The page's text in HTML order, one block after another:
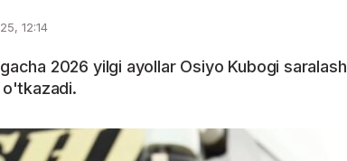
12:14
2026 yilgi ayollar Osiyo Kubogi saralash